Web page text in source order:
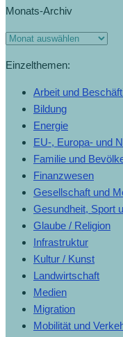
Monats-Archiv
Einzelthemen:
Arbeit und
Bildung
Energie
EU-, Europa- und
Familie und
Finanzwesen
Gesellschaft und
Gesundheit, Sport
Glaube / Religion
Infrastruktur
Kultur / Kunst
Landwirtschaft
Medien
Migration
Mobilität und